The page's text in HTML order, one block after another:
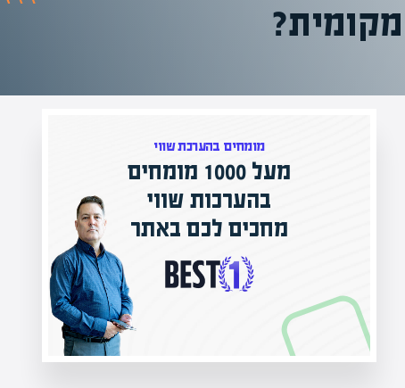
בישראל
מומחים בהערכת שווי
מעל 1000 מומחים
בהערכות שווי
מחכים לכם באתר